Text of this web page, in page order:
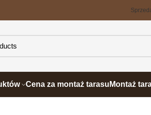
Cena za montaż tarasu Montaż